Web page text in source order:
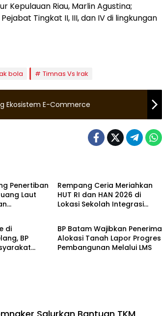
Kepulauan Riau, Marlin Agustina;
Tingkat II, III, dan IV di lingkungan
bola Timnas Vs Irak
Ekosistem E-Commerce
Penertiban
Laut
Rempang Ceria Meriahkan
HUT RI dan HAN 2026 di
Lokasi Sekolah Integrasi
di
BP
Batam
BP Batam Wajibkan Penerima
Alokasi Tanah Lapor Progres
Pembangunan Melalui LMS